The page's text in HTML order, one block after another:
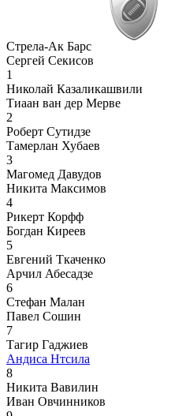
Стрела-Ак Барс
Сергей Секисов
1
Николай Казаликашвили
Тиаан ван дер Мерве
2
Роберт Сутидзе
Тамерлан Хубаев
3
Магомед Давудов
Никита Максимов
4
Рикерт Корфф
Богдан Киреев
5
Евгений Ткаченко
Арчил Абесадзе
6
Стефан Малан
Павел Сошин
7
Тагир Гаджиев
Андиса Нтсила
8
Никита Вавилин
Иван Овчинников